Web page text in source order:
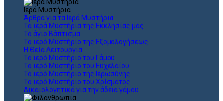
Ιερά Μυστήρια
Άρθρα για τα Ιερά Μυστήρια
Τα ιερά Μυστήρια της Εκκλησίας μας
Το άγιο Βάπτισμα
Το ιερό Μυστήριο της Εξομολογήσεως
Η Θεία Λειτουργία
Το ιερό Μυστήριο του Γάμου
Το ιερό Μυστήριο του Ευχελαίου
Το ιερό Μυστήριο της Ιερωσύνης
Το ιερό Μυστήριο του Χρίσματος
Δικαιολογητικά για την άδεια γάμου